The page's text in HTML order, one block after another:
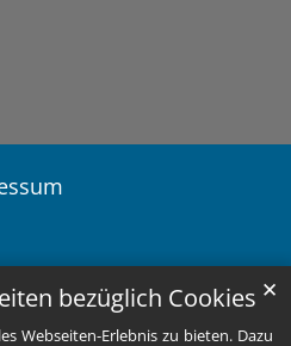
bezüglich Cookies
Webseiten-Erlebnis zu bieten. Dazu
✕